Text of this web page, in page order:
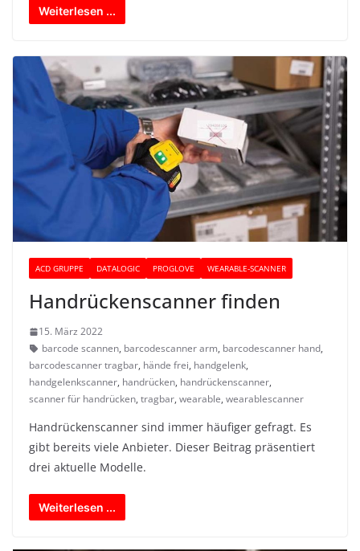
Weiterlesen ...
ACD GRUPPE DATALOGIC PROGLOVE WEARABLE-SCANNER
Handrückenscanner finden
15. März 2022
barcode scannen, barcodescanner arm, barcodescanner hand,
barcodescanner tragbar, hände frei, handgelenk,
handgelenkscanner, handrücken, handrückenscanner,
scanner für handrücken, tragbar, wearable, wearablescanner
Handrückenscanner sind immer häufiger gefragt. Es
gibt bereits viele Anbieter. Dieser Beitrag präsentiert
drei aktuelle Modelle.
Weiterlesen ...